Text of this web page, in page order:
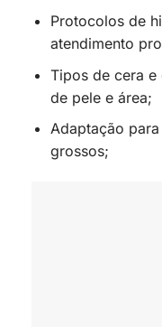
Protocolos de
atendimento
Tipos de cera
de pele e área;
Adaptação
grossos;